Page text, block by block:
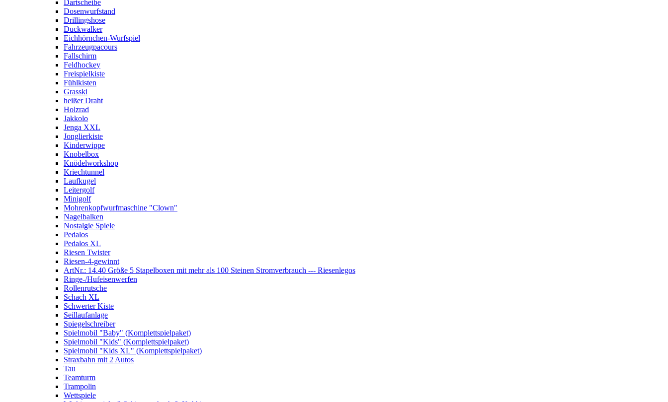
Dartscheibe
Dosenwurfstand
Drillingshose
Duckwalker
Eichhörnchen-Wurfspiel
Fahrzeugpacours
Fallschirm
Feldhockey
Freispielkiste
Fühlkisten
Grasski
heißer Draht
Holzrad
Jakkolo
Jenga XXL
Jonglierkiste
Kinderwippe
Knobelbox
Knödelworkshop
Kriechtunnel
Laufkugel
Leitergolf
Minigolf
Mohrenkopfwurfmaschine "Clown"
Nagelbalken
Nostalgie Spiele
Pedalos
Pedalos XL
Riesen Twister
Riesen-4-gewinnt
ArtNr.: 14.40 Größe 5 Stapelboxen mit mehr als 100 Steinen Stromverbrauch --- Riesenlegos
Ringe-/Hufeisenwerfen
Rollenrutsche
Schach XL
Schwerter Kiste
Seillaufanlage
Spiegelschreiber
Spielmobil "Baby" (Komplettspielpaket)
Spielmobil "Kids" (Komplettspielpaket)
Spielmobil "Kids XL" (Komplettspielpaket)
Straxbahn mit 2 Autos
Tau
Teamturm
Trampolin
Wettspiele